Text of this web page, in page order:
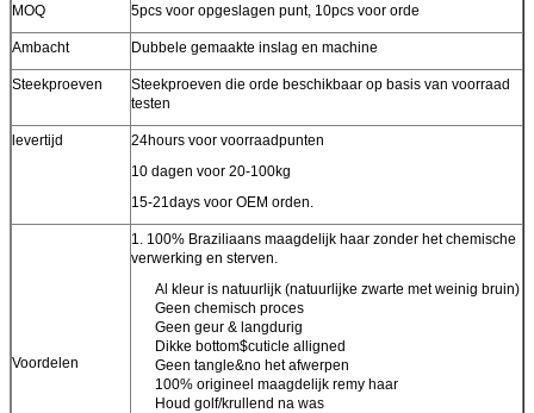
MOQ 5pcs voor opgeslagen punt, 10pcs voor orde
Ambacht Dubbele gemaakte inslag en machine
Steekproeven
Steekproeven die orde beschikbaar op basis van voorraad
testen
levertijd
24hours voor voorraadpunten
10 dagen voor 20-100kg
15-21days voor OEM orden.
Voordelen
1. 100% Braziliaans maagdelijk haar zonder het chemische
verwerking en sterven.
Al kleur is natuurlijk (natuurlijke zwarte met weinig bruin)
Geen chemisch proces
Geen geur & langdurig
Dikke bottom$cuticle alligned
Geen tangle&no het afwerpen
100% origineel maagdelijk remy haar
Houd golf/krullend na was